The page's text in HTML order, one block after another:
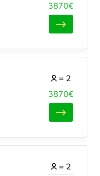
3870€
3870€
= 2
= 2